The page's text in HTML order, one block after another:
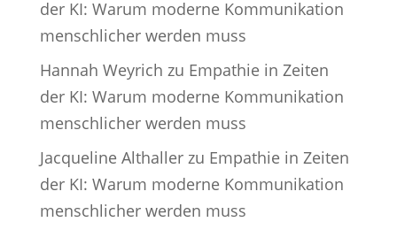
der KI: Warum moderne Kommunikation
menschlicher werden muss
Hannah Weyrich zu Empathie in Zeiten
der KI: Warum moderne Kommunikation
menschlicher werden muss
Jacqueline Althallerzu Empathie in Zeiten
der KI: Warum moderne Kommunikation
menschlicher werden muss